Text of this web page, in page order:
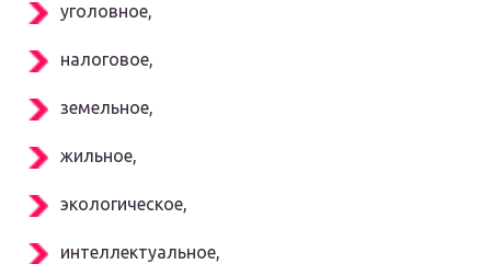
уголовное,
налоговое,
земельное,
жильное,
экологическое,
интеллектуальное,